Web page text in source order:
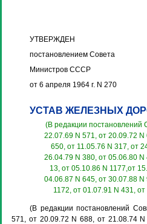
УТВЕРЖДЕН
постановлением Совета
Министров СССР
от 6 апреля 1964 г. N 270
УСТАВ ЖЕЛЕЗНЫХ
(В редакции
22.07.69 N 571, от 20.09.72 N
650, от 11.05.76 N 317, от
26.04.79 N 380, от 05.06.80 N
13, от 05.10.86 N 1177,от
04.06.87 N 645, от 30.07.88 N
1172, от 01.07.91 N 431,
(В редакции постановлений
571, от 20.09.72 N 688, от 21.08.74